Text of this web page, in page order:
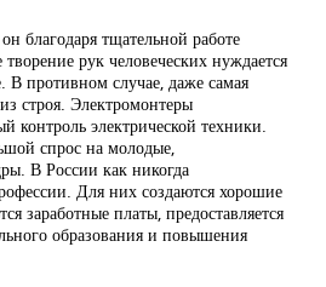
благодаря тщательной работе
рук человеческих нуждается
В противном случае, даже самая
строя. Электромонтеры
контроль электрической техники.
спрос на молодые,
В России как никогда
Для них создаются хорошие
заработные платы, предоставляется
образования и повышения